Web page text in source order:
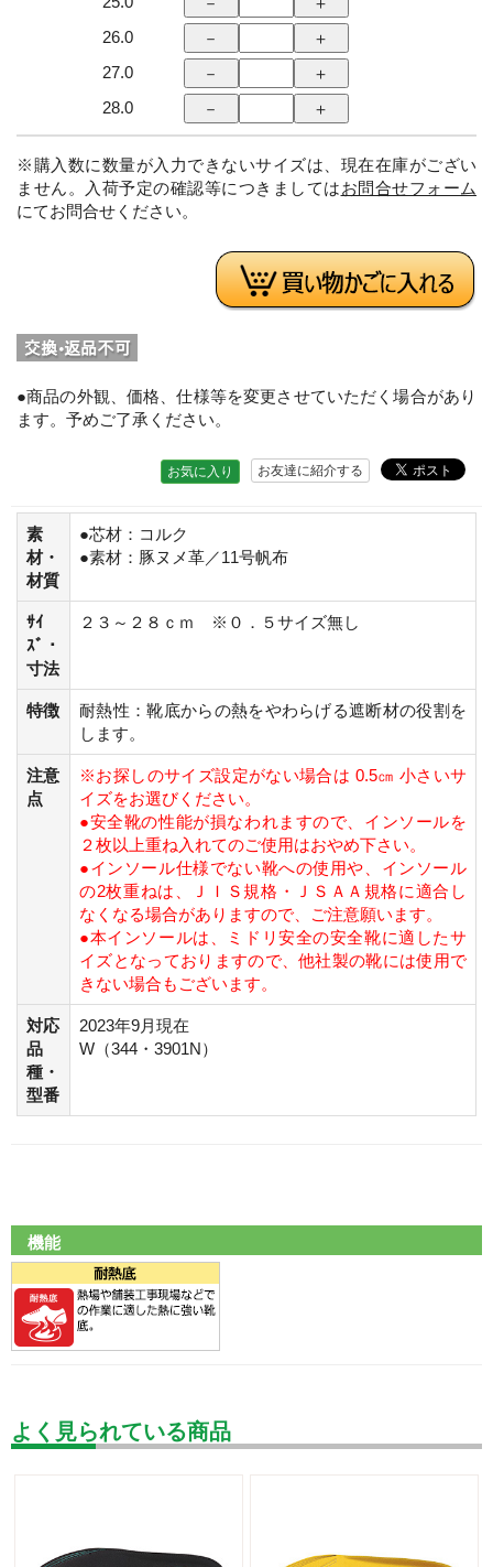
26.0
27.0
28.0
※購入数に数量が入力できないサイズは、現在在庫がござい
ません。入荷予定の確認等につきましてはお問合せフォーム
にてお問合せください。
●商品の外観、価格、仕様等を変更させていただく場合があり
ます。予めご了承ください。
お友達に紹介する
お気に入り
素
材・
材質
●芯材：コルク
●素材：豚ヌメ革／11号帆布
ｻｲ
ｽﾞ・
寸法
２３～２８ｃｍ ※０．５サイズ無し
特徴
耐熱性：靴底からの熱をやわらげる遮断材の役割を
します。
注意
点
※お探しのサイズ設定がない場合は 0.5㎝ 小さいサ
イズをお選びください。
●安全靴の性能が損なわれますので、インソールを
２枚以上重ね入れてのご使用はおやめ下さい。
●インソール仕様でない靴への使用や、インソール
の2枚重ねは、ＪＩＳ規格・ＪＳＡＡ規格に適合し
なくなる場合がありますので、ご注意願います。
●本インソールは、ミドリ安全の安全靴に適したサ
イズとなっておりますので、他社製の靴には使用で
きない場合もございます。
対応
品
種・
型番
2023年9月現在
W（344・3901N）
機能
よく見られている商品